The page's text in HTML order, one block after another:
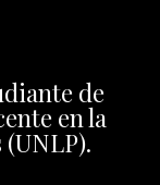
de
en la